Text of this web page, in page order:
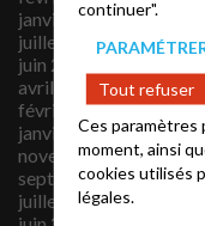
janvier 2023
juillet 2022
juin 2022
avril 2022
février 2022
janvier 2022
novembre 2021
septembre 2021
juillet 2021
continuer".
Tout refuser
Ces
moment, ainsi
cookies utilisés
légales.